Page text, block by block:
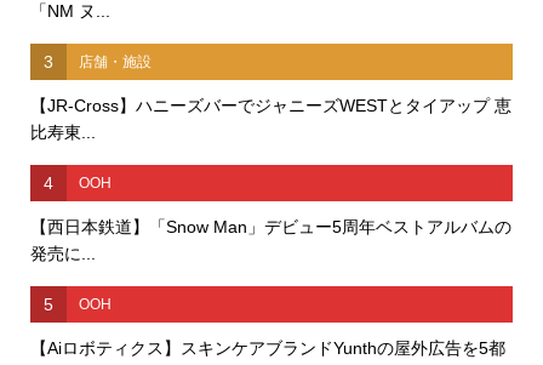
「NM ヌ...
3 店舗・施設
【JR-Cross】ハニーズバーでジャニーズWESTとタイアップ 恵
比寿東...
4 OOH
【西日本鉄道】「Snow Man」デビュー5周年ベストアルバムの
発売に...
5 OOH
【Aiロボティクス】スキンケアブランドYunthの屋外広告を5都